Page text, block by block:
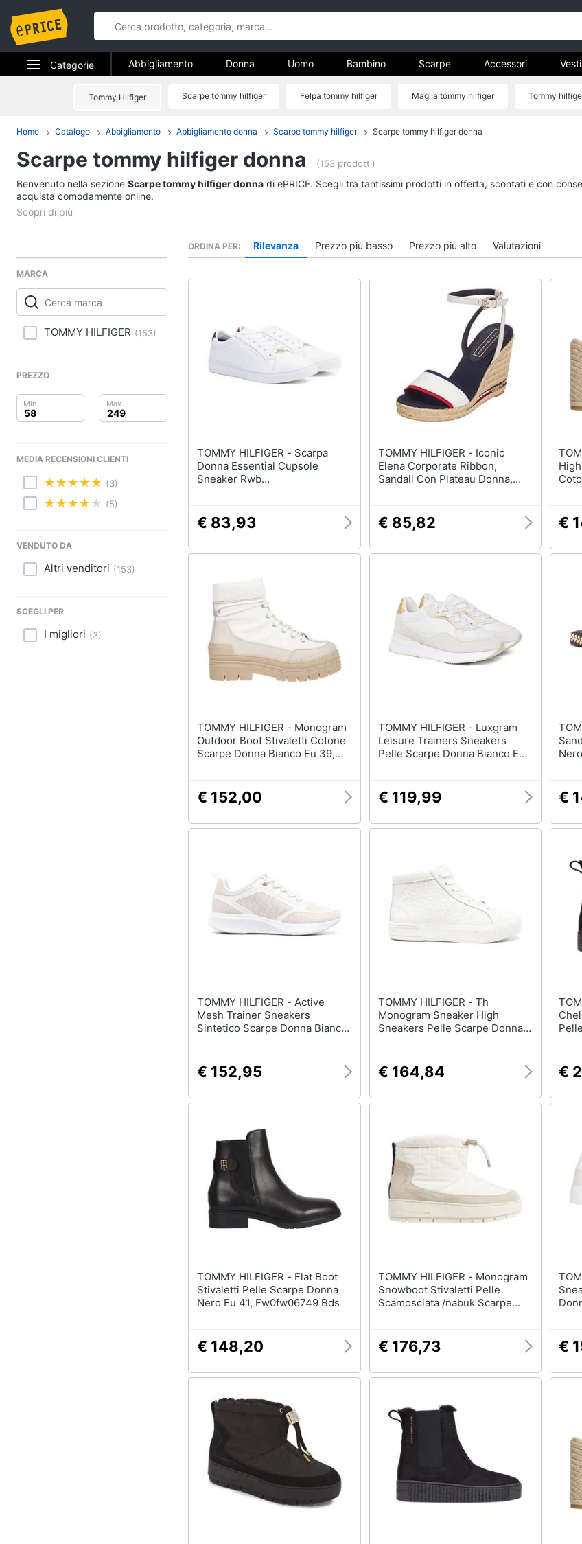
Categorie
Elettrodomestici
Telefonia
Tv e Home Cinema
Smart home
Clima
Arredo
Salute e igiene
Giocattoli
Sport
Abbigliamento
Donna
Intimo donna
Top
Vedi tutti
Uomo
Vedi tutti Vedi tutti
Borse
Occhiali da vista
Occhiali da sole
Vedi tutti
Orologi uomo
Orologi donna
Abbigliamento Donna Uomo Bambino Scarpe Accessori
Tommy Hilfiger Scarpe tommy hilfiger Felpa tommy hilfiger Maglia tommy hilfiger Tommy
Portafoglio tommy hilfiger Maglione tommy hilfiger
Home Catalogo Abbigliamento Abbigliamento donna Scarpe tommy hilfiger Scarpe tommy hilfiger donna
Scarpe tommy hilfiger donna (153 prodotti)
Benvenuto nella sezione Scarpe tommy hilfiger donna di ePRICE. Scegli tra tantissimi prodotti in offerta, scontati e con
acquista comodamente online.
MARCA
TOMMY HILFIGER (153)
PREZZO
MEDIA RECENSIONI CLIENTI
(3)
(5)
VENDUTO DA
Altri venditori (153)
SCEGLI PER
I migliori (3)
ORDINA PER Rilevanza Prezzo più basso Prezzo più alto Valutazioni
TOMMY HILFIGER - Scarpa
Donna Essential Cupsole
Sneaker Rwb
€ 83,93
TOMMY HILFIGER - Iconic
Elena Corporate Ribbon,
Sandali Con Plateau Donna,
€ 85,82 €
TOMMY HILFIGER - Monogram
Outdoor Boot Stivaletti Cotone
Scarpe Donna Bianco Eu 39,
€ 152,00
TOMMY HILFIGER - Luxgram
Leisure Trainers Sneakers
Pelle Scarpe Donna Bianco Eu
€ 119,99 €
TOMMY HILFIGER - Active
Mesh Trainer Sneakers
Sintetico Scarpe Donna Bianco
€ 152,95
TOMMY HILFIGER - Th
Monogram Sneaker High
Sneakers Pelle Scarpe Donna
€ 164,84 €
TOMMY HILFIGER - Flat Boot
Stivaletti Pelle Scarpe Donna
Nero Eu 41, Fw0fw06749 Bds
€ 148,20
TOMMY HILFIGER - Monogram
Snowboot Stivaletti Pelle
Scamosciata /nabuk Scarpe
€ 176,73 €